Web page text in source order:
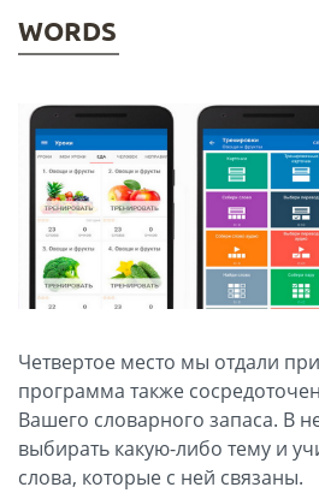
WORDS
Четвертое место мы отдали
программа также
Вашего словарного запаса. В
выбирать какую-либо тему и
слова, которые с ней связаны.